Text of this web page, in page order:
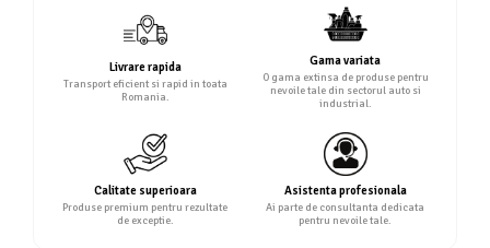
Livrare rapida
Transport eficient si rapid in toata
Romania.
Gama variata
O gama extinsa de produse pentru
nevoile tale din sectorul auto si
industrial.
Calitate superioara
Produse premium pentru rezultate
de exceptie.
Asistenta profesionala
Ai parte de consultanta dedicata
pentru nevoile tale.